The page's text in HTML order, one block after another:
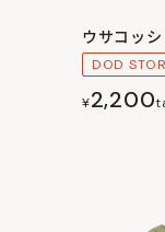
ウサコッシ
DOD
¥2,200